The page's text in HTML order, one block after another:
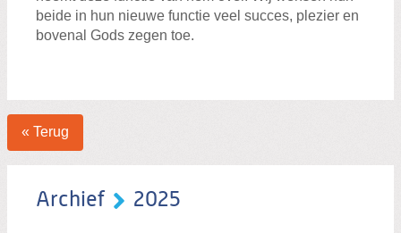
beide in hun nieuwe functie veel succes, plezier en
bovenal Gods zegen toe.
« Terug
Archief 2025